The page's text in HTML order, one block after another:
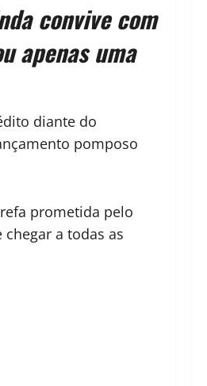
convive com
apenas uma
diante do
pomposo
prometida pelo
a todas as